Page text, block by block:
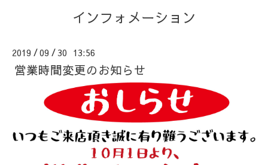
インフォメーション
2019 /09 /30 13:56
営業時間変更のお知らせ